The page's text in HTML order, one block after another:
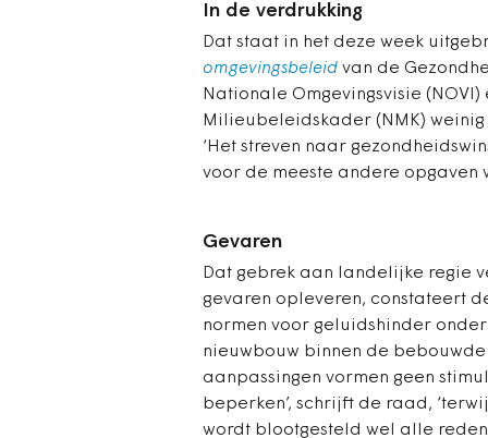
In de verdrukking
Dat staat in het deze week
omgevingsbeleid van de
Nationale Omgevingsvisie
Milieubeleidskader (NMK)
‘Het streven naar
voor de meeste andere opgaven
Gevaren
Dat gebrek aan landelijke regie
gevaren opleveren, constateert
normen voor geluidshinder
nieuwbouw binnen de
aanpassingen vormen geen
beperken’, schrijft de raad,
wordt blootgesteld wel alle reden